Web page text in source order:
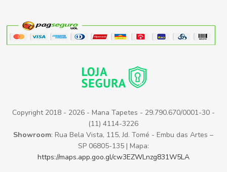
Copyright 2018 - 2026 - Mana Tapetes - 29.790.670/0001-30 -
(11) 4114-3226
Showroom: Rua Bela Vista, 115, Jd. Tomé - Embu das Artes –
SP 06805-135 | Mapa:
https://maps.app.goo.gl/cw3EZWLnzg831W5LA